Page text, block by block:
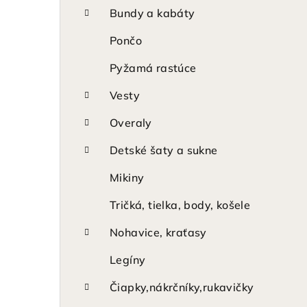
Bundy a kabáty
Pončo
Pyžamá rastúce
Vesty
Overaly
Detské šaty a sukne
Mikiny
Tričká, tielka, body, košele
Nohavice, kraťasy
Legíny
Čiapky,nákrčníky,rukavičky